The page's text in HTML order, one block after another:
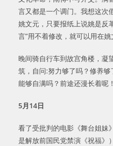
言又都是一个调门。我想这次
姚文元，只要报纸上说姚是反
言”用不着修改，就可以用在姚
晚间骑自行车到故宫角楼，凝
筑，自问:努力够了吗？修养
能够自满吗？前途还漫长着呢！
5月14日
看了受批判的电影《舞台姐妹
是解放前国民党禁演《祝福》